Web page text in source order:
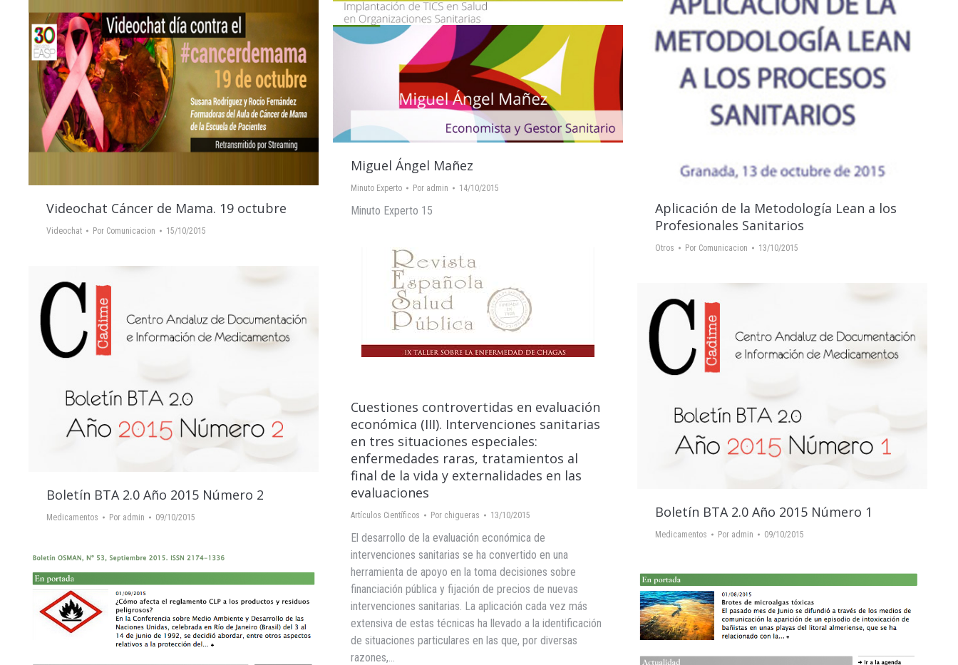
Videochat Cáncer de Mama. 19 octubre
Videochat Por Comunicacion 15/10/2015
Miguel Ángel Mañez
Minuto Experto Por admin 14/10/2015
Minuto Experto 15
Aplicación de la Metodología Lean a los
Profesionales Sanitarios
Otros Por Comunicacion 13/10/2015
Cuestiones controvertidas en evaluación
económica (III). Intervenciones sanitarias
en tres situaciones especiales:
enfermedades raras, tratamientos al
final de la vida y externalidades en las
evaluaciones
Artículos Científicos Por chigueras 13/10/2015
El desarrollo de la evaluación económica de
intervenciones sanitarias se ha convertido en una
herramienta de apoyo en la toma decisiones sobre
financiación pública y fijación de precios de nuevas
intervenciones sanitarias. La aplicación cada vez más
extensiva de estas técnicas ha llevado a la identificación
de situaciones particulares en las que, por diversas
razones,…
Boletín BTA 2.0 Año 2015 Número 2
Medicamentos Por admin 09/10/2015 Boletín BTA 2.0 Año 2015 Número 1
Medicamentos Por admin 09/10/2015